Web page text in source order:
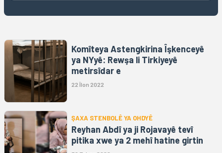
Komîteya Astengkirina Îşkenceyê
ya NYyê: Rewşa li Tirkiyeyê
metirsîdar e
22 Îlon 2022
ŞAXA STENBOLÊ YA OHDYÊ
Reyhan Abdî ya ji Rojavayê tevî
pitika xwe ya 2 mehî hatine girtin